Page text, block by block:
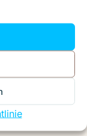
die
zu